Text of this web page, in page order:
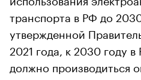
транспорта в РФ до
утвержденной
2021 года, к 2030 году
должно производиться